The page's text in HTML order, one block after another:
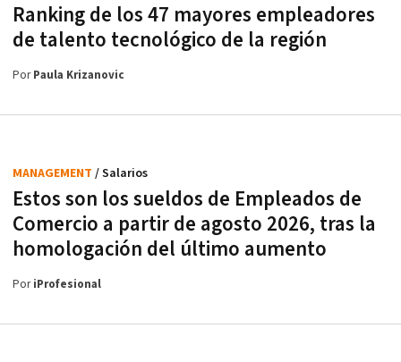
Ranking de los 47 mayores empleadores
de talento tecnológico de la región
PorPaula Krizanovic
Estos son los sueldos de Empleados de
Comercio a partir de agosto 2026, tras la
homologación del último aumento
MANAGEMENT / Salarios
PoriProfesional